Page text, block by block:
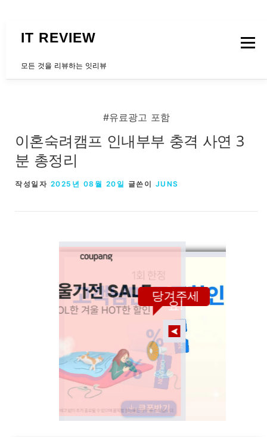
IT REVIEW
모든 것을 리뷰하는 잇리뷰
메뉴
#유료광고 포함
이혼숙려캠프 인내부부 충격 사연 3
분 총정리
작성일자 2025년 08월 20일 글쓴이 JUNS
당겨주세
요!